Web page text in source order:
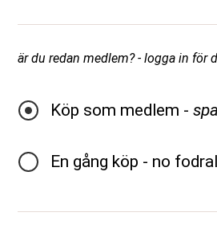
är du redan medlem? - logga in för
Köp som medlem -
En gång köp - no fodral